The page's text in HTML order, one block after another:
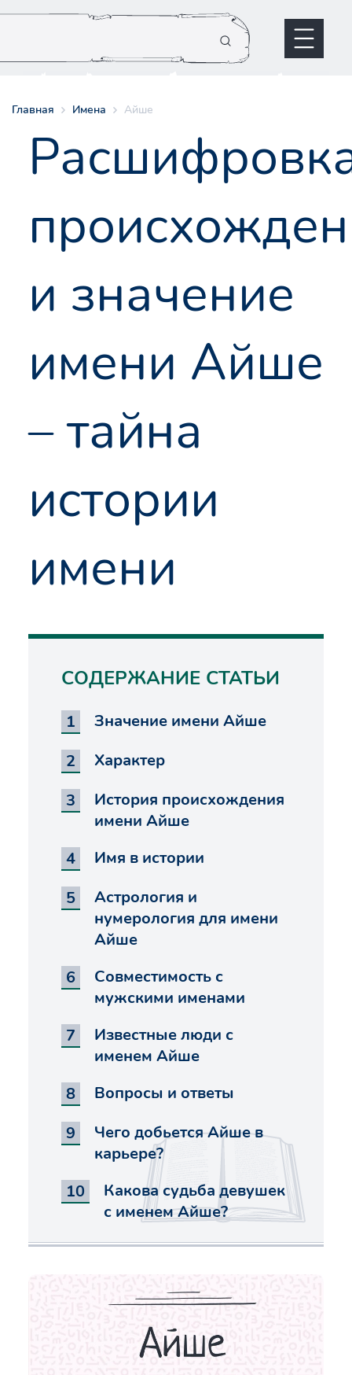
Главная Имена Айше
и значение
имени Айше
– тайна
истории
имени
СОДЕРЖАНИЕ СТАТЬИ
Значение имени Айше
Характер
История происхождения
имени Айше
Имя в истории
Астрология и
нумерология для имени
Айше
Совместимость с
мужскими именами
Известные люди с
именем Айше
Вопросы и ответы
Чего добьется Айше в
карьере?
Какова судьба девушек
с именем Айше?